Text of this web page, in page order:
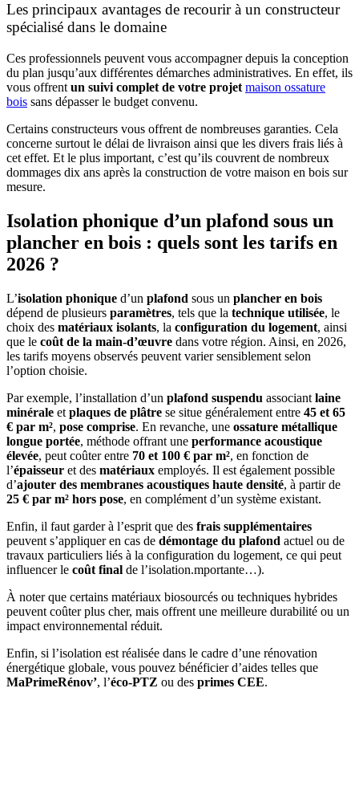
Les principaux avantages de recourir à un constructeur
spécialisé dans le domaine
Ces professionnels peuvent vous accompagner depuis la conception
du plan jusqu’aux différentes démarches administratives. En effet, ils
vous offrent un suivi complet de votre projet maison ossature
bois sans dépasser le budget convenu.
Certains constructeurs vous offrent de nombreuses garanties. Cela
concerne surtout le délai de livraison ainsi que les divers frais liés à
cet effet. Et le plus important, c’est qu’ils couvrent de nombreux
dommages dix ans après la construction de votre maison en bois sur
mesure.
Isolation phonique d’un plafond sous un
plancher en bois : quels sont les tarifs en
2026 ?
L’isolation phonique d’un plafond sous un plancher en bois
dépend de plusieurs paramètres, tels que la technique utilisée, le
choix des matériaux isolants, la configuration du logement, ainsi
que le coût de la main-d’œuvre dans votre région. Ainsi, en 2026,
les tarifs moyens observés peuvent varier sensiblement selon
l’option choisie.
Par exemple, l’installation d’un plafond suspendu associant laine
minérale et plaques de plâtre se situe généralement entre 45 et 65
€ par m², pose comprise. En revanche, une ossature métallique
longue portée, méthode offrant une performance acoustique
élevée, peut coûter entre 70 et 100 € par m², en fonction de
l’épaisseur et des matériaux employés. Il est également possible
d’ajouter des membranes acoustiques haute densité, à partir de
25 € par m² hors pose, en complément d’un système existant.
Enfin, il faut garder à l’esprit que des frais supplémentaires
peuvent s’appliquer en cas de démontage du plafond actuel ou de
travaux particuliers liés à la configuration du logement, ce qui peut
influencer le coût final de l’isolation.mportante…).
À noter que certains matériaux biosourcés ou techniques hybrides
peuvent coûter plus cher, mais offrent une meilleure durabilité ou un
impact environnemental réduit.
Enfin, si l’isolation est réalisée dans le cadre d’une rénovation
énergétique globale, vous pouvez bénéficier d’aides telles que
MaPrimeRénov’, l’éco-PTZ ou des primes CEE.